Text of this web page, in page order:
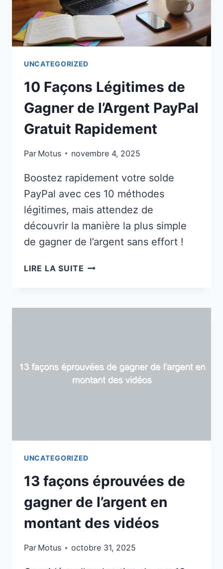
UNCATEGORIZED
10 Façons Légitimes de
Gagner de l’Argent PayPal
Gratuit Rapidement
Par Motus novembre 4, 2025
Boostez rapidement votre solde
PayPal avec ces 10 méthodes
légitimes, mais attendez de
découvrir la manière la plus simple
de gagner de l’argent sans effort !
LIRE LA SUITE 10
GRATUIT
RAPIDEMENT
UNCATEGORIZED
13 façons éprouvées de
gagner de l’argent en
montant des vidéos
Par Motus octobre 31, 2025